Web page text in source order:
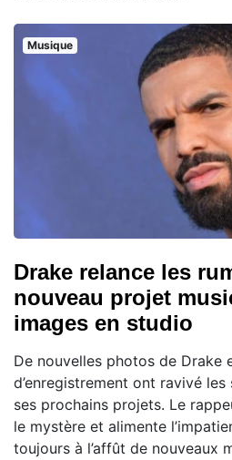
Musique
Drake relance les
nouveau projet
images en studio
De nouvelles photos de Drake
d’enregistrement ont ravivé
ses prochains projets. Le
le mystère et alimente
toujours à l’affût de nouveaux